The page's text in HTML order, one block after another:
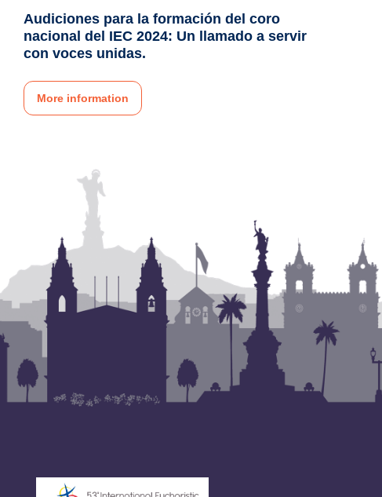
Audiciones para la formación del coro
nacional del IEC 2024: Un llamado a servir
con voces unidas.
More information